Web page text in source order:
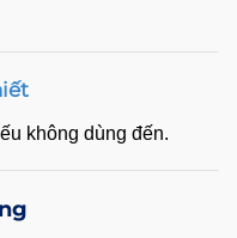
không dùng đến.